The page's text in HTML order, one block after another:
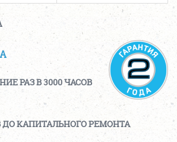
РАЗ В 3000 ЧАСОВ
ДО КАПИТАЛЬНОГО РЕМОНТА